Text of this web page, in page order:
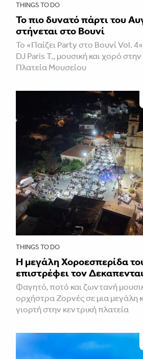
THINGS TO DO
Το πιο δυνατό πάρτι του
στήνεται στο Βουνί
Το «Παίζει Party στο Βουνί Vol.
DJ Paris T., μουσική και χορό
Πλατεία Μουσείου
THINGS TO DO
Η μεγάλη Χοροεσπερίδα
επιστρέφει τον
Φαγητό, ποτό και ζωντανή
ορχήστρα Ζορνές σε μια μεγάλη
γιορτή στην κεντρική πλατεία